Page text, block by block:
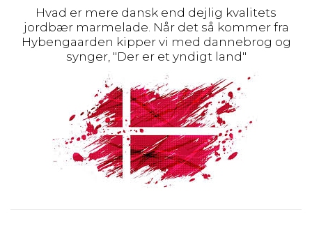
Hvad er mere dansk end dejlig kvalitets
jordbær marmelade. Når det så kommer fra
Hybengaarden kipper vi med dannebrog og
synger, "Der er et yndigt land"